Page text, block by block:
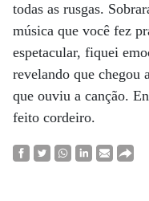
todas as rusgas.
música que você fez
espetacular, fiquei
revelando que chegou
que ouviu a canção.
feito cordeiro.